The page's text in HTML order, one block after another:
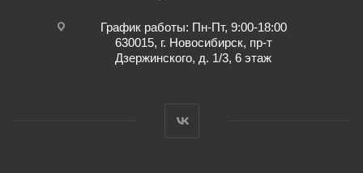
График работы: Пн-Пт, 9:00-18:00
630015, г. Новосибирск, пр-т
Дзержинского, д. 1/3, 6 этаж